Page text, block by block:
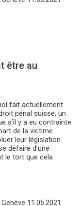
être au
fait actuellement
pénal suisse, un
s’il y a eu contrainte
de la victime.
leur législation
défaire d’une
le tort que cela
11.05.2021